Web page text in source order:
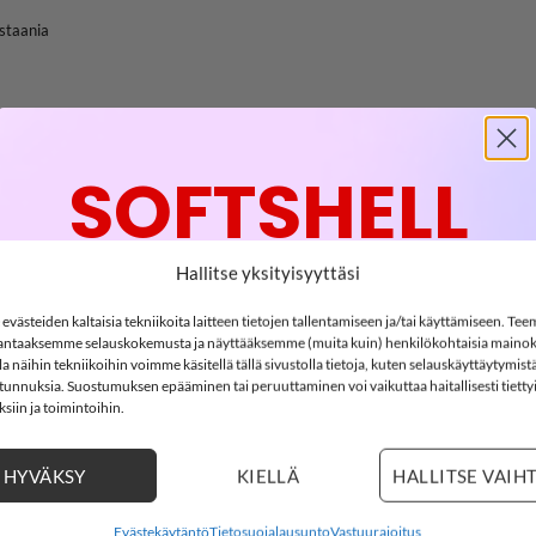
Hallitse yksityisyyttäsi
kaltaisia tekniikoita laitteen tietojen tallentamiseen ja/tai käyttämiseen.
selauskokemusta ja näyttääksemme (muita kuin) henkilökohtaisia
näihin tekniikoihin voimme käsitellä tällä sivustolla tietoja, kuten
Suostumuksen epääminen tai peruuttaminen voi vaikuttaa haitallisesti
ja toimintoihin.
HYVÄKSY KIELLÄ HALLITSE
EvästekäytäntöTietosuojalausuntoVastuurajoitus
LISÄÄ
SUOSIKKEIHIN
LISÄÄ
SUOSIKKEIHIN
SOFTSHELL
-15%
15% ALENNUS KOODILLA:SOFTSHELL15
3
03
days
20
hours
:55
minutes
:35
seconds